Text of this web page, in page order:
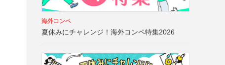
海外コンペ
夏休みにチャレンジ！海外コンペ特集2026